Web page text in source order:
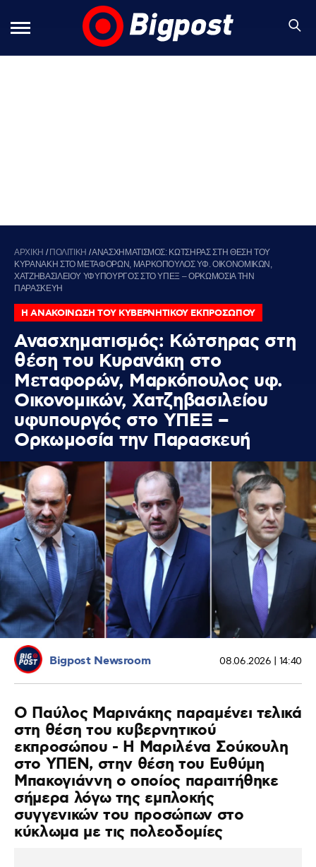
ΑΡΧΙΚΗ / ΠΟΛΙΤΙΚΗ /ΑΝΑΣΧΗΜΑΤΙΣΜΟΣ: ΚΩΤΣΗΡΑΣ ΣΤΗ ΘΕΣΗ ΤΟΥ
ΚΥΡΑΝΑΚΗ ΣΤΟ ΜΕΤΑΦΟΡΩΝ, ΜΑΡΚΟΠΟΥΛΟΣ ΥΦ. ΟΙΚΟΝΟΜΙΚΩΝ,
ΧΑΤΖΗΒΑΣΙΛΕΙΟΥ ΥΦΥΠΟΥΡΓΟΣ ΣΤΟ ΥΠΕΞ – ΟΡΚΩΜΟΣΙΑ ΤΗΝ
ΠΑΡΑΣΚΕΥΗ
Η ΑΝΑΚΟΙΝΩΣΗ ΤΟΥ ΚΥΒΕΡΝΗΤΙΚΟΥ ΕΚΠΡΟΣΩΠΟΥ
Ανασχηματισμός: Κώτσηρας στη
θέση του Κυρανάκη στο
Μεταφορών, Μαρκόπουλος υφ.
Οικονομικών, Χατζηβασιλείου
υφυπουργός στο ΥΠΕΞ –
Ορκωμοσία την Παρασκευή
Bigpost Newsroom 08.06.2026 | 14:40
Ο Παύλος Μαρινάκης παραμένει τελικά
στη θέση του κυβερνητικού
εκπροσώπου - Η Μαριλένα Σούκουλη
στο ΥΠΕΝ, στην θέση του Ευθύμη
Μπακογιάννη ο οποίος παραιτήθηκε
σήμερα λόγω της εμπλοκής
συγγενικών του προσώπων στο
κύκλωμα με τις πολεοδομίες